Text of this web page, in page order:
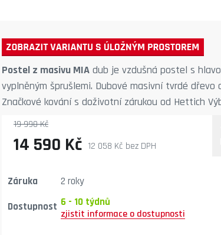
Postel z masivu MIA dub je vzdušná postel s
vyplněným šprušlemi. Dubové masivní tvrdé dřevo
Značkové kování s doživotní zárukou od Hettich
mořidel a rozměrů postele. Volitelná výška
14 590 Kč bez DPH
12 058 Kč
19 990 Kč
Záruka
2 roky
Dostupnost 6 - 10 týdnů